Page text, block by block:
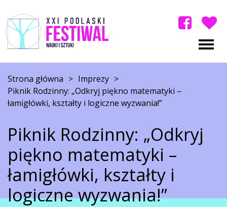
Strona główna > Imprezy >
Piknik Rodzinny: „Odkryj piękno matematyki –
łamigłówki, kształty i logiczne wyzwania!”
Piknik Rodzinny: „Odkryj
piękno matematyki –
łamigłówki, kształty i
logiczne wyzwania!”